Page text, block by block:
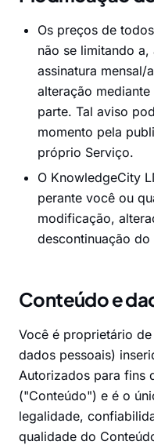
Os preços de
não se limitando
assinatura mensal/
alteração
parte. Tal aviso
momento pela
próprio Serviço.
O KnowledgeCity
perante você ou
modificação,
descontinuação do
Conteúdo e
Você é proprietário
dados pessoais)
Autorizados para fins
("Conteúdo") e é o
legalidade,
qualidade do